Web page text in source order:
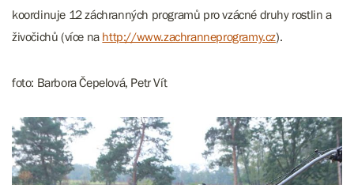
koordinuje 12 záchranných programů pro vzácné druhy rostlin a
živočichů (více na http://www.zachranneprogramy.cz).
foto: Barbora Čepelová, Petr Vít